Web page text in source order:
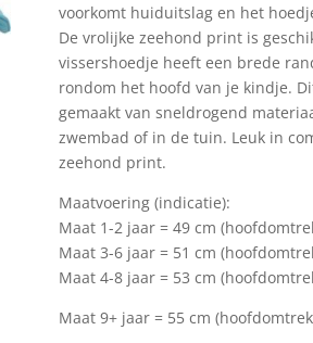
voorkomt huiduitslag en het
De vrolijke zeehond print is
vissershoedje heeft een brede
rondom het hoofd van je kindje.
gemaakt van sneldrogend
zwembad of in de tuin. Leuk in
zeehond print.
Maatvoering (indicatie):
Maat 1-2 jaar = 49 cm
Maat 3-6 jaar = 51 cm
Maat 4-8 jaar = 53 cm
Maat 9+ jaar = 55 cm